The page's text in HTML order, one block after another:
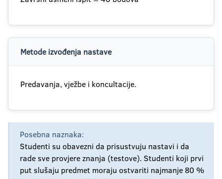
Metode izvođenja nastave
Predavanja, vježbe i koncultacije.
Posebna naznaka:
Studenti su obavezni da prisustvuju nastavi i da
rade sve provjere znanja (testove). Studenti koji prvi
put slušaju predmet moraju ostvariti najmanje 80 %